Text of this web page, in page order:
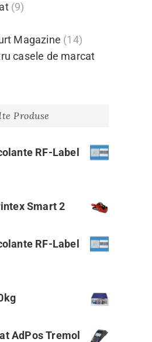
(9)
Magazine (14)
casele de marcat
Produse
RF-Label
Smart 2
RF-Label
AdPos Tremol